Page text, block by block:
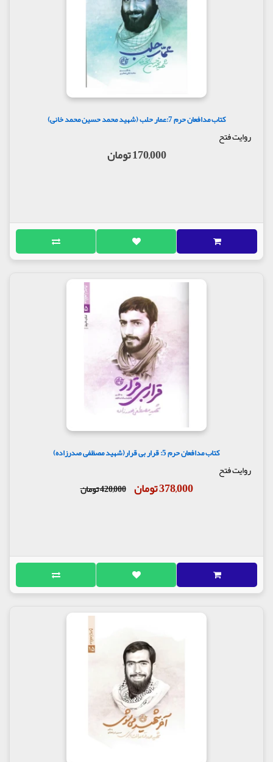
کتاب مدافعان حرم 7:عمار حلب (شهید محمد حسین محمد خانی)
روایت فتح
170,000 تومان
کتاب مدافعان حرم 5: قرار بی قرار(شهید مصظفی صدرزاده)
روایت فتح
378,000 تومان 420,000 تومان